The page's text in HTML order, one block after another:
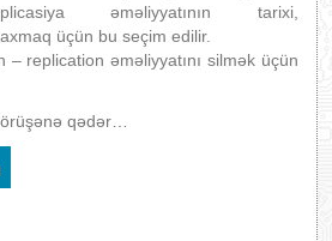
əməliyyatının tarixi,
üçün bu seçim edilir.
– replication əməliyyatını silmək üçün
qədər…